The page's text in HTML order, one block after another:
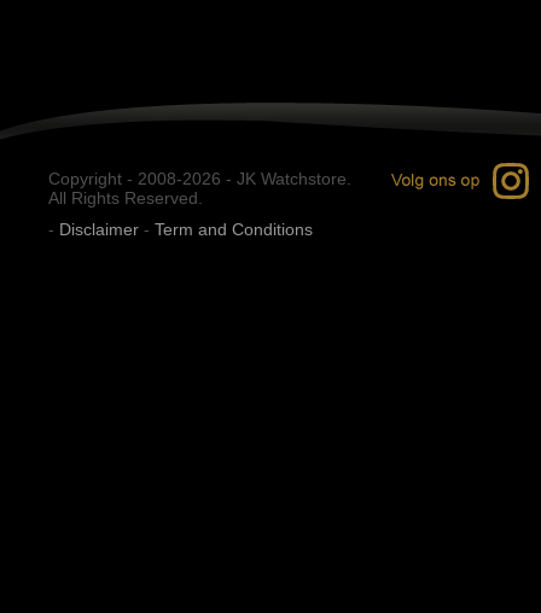
Copyright - 2008-2026 - JK Watchstore.
All Rights Reserved.
- Disclaimer - Term and Conditions